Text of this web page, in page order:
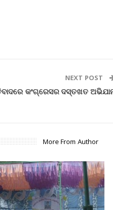
NEXT POST
କଂଗ୍ରେସର ଦସ୍ତଖତ
More From Author